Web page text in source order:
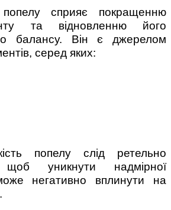
сприяє покращенню
та відновленню його
балансу. Він є джерелом
серед яких:
попелу слід ретельно
щоб уникнути надмірної
негативно вплинути на